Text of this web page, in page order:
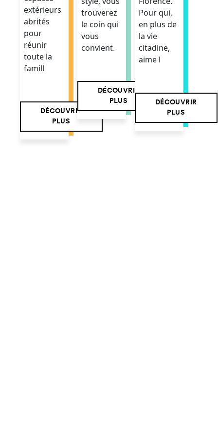
extérieurs
abrités
pour
réunir
toute la
famill
DÉCOUVRIR
PLUS
trouverez
le coin qui
vous
convient.
DÉCOUVRIR
PLUS
Pour qui,
en plus de
la vie
citadine,
aime l
DÉCOUVRIR
PLUS